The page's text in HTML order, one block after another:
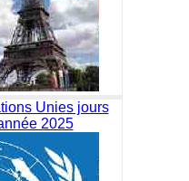
Unies jours
2025